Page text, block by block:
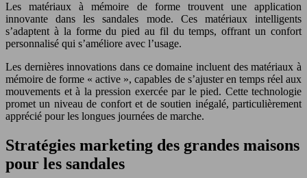
Les matériaux à mémoire de forme trouvent une application
innovante dans les sandales mode. Ces matériaux intelligents
s’adaptent à la forme du pied au fil du temps, offrant un confort
personnalisé qui s’améliore avec l’usage.
Les dernières innovations dans ce domaine incluent des matériaux à
mémoire de forme « active », capables de s’ajuster en temps réel aux
mouvements et à la pression exercée par le pied. Cette technologie
promet un niveau de confort et de soutien inégalé, particulièrement
apprécié pour les longues journées de marche.
Stratégies marketing des grandes maisons
pour les sandales